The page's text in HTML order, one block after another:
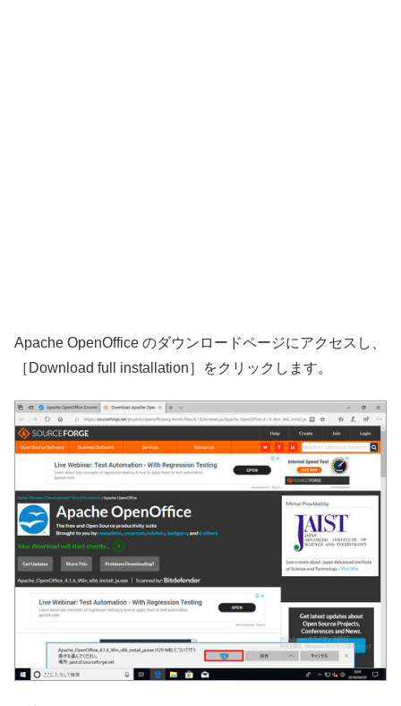
Apache OpenOffice のダウンロードページにアクセスし、
［Download full installation］をクリックします。